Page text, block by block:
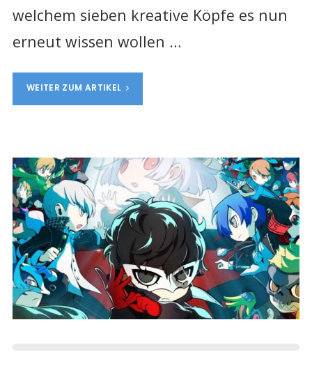
welchem sieben kreative Köpfe es nun
erneut wissen wollen …
WEITER ZUM ARTIKEL